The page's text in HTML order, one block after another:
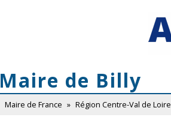
Maire de Billy
Maire de France » Région Centre-Val de Loire